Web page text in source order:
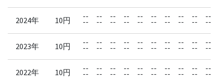
2024年 10円 --
--
--
--
--
--
--
--
--
--
--
--
--
--
--
--
--
--
--
--
2023年 10円 --
--
--
--
--
--
--
--
--
--
--
--
--
--
--
--
--
--
--
--
2022年 10円 --
--
--
--
--
--
--
--
--
--
--
--
--
--
--
--
--
--
--
--